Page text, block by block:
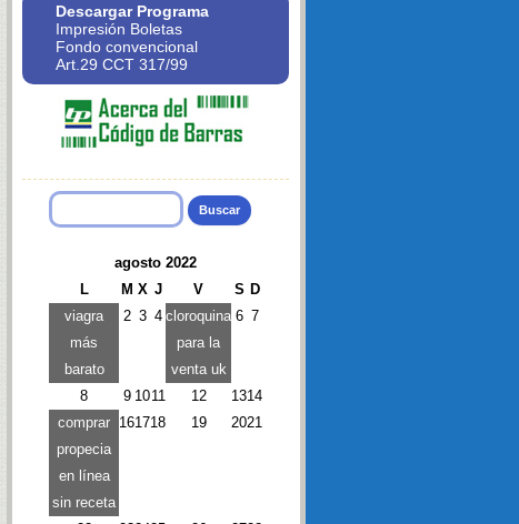
Descargar Programa
Impresión Boletas
Fondo convencional
Art.29 CCT 317/99
Buscar:
agosto 2022
L
M X J V S D
viagra
más
barato
2 3 4 cloroquina
para la
venta uk
6 7
8 9 1011 12 1314
comprar
propecia
en línea
sin receta
161718 19 2021